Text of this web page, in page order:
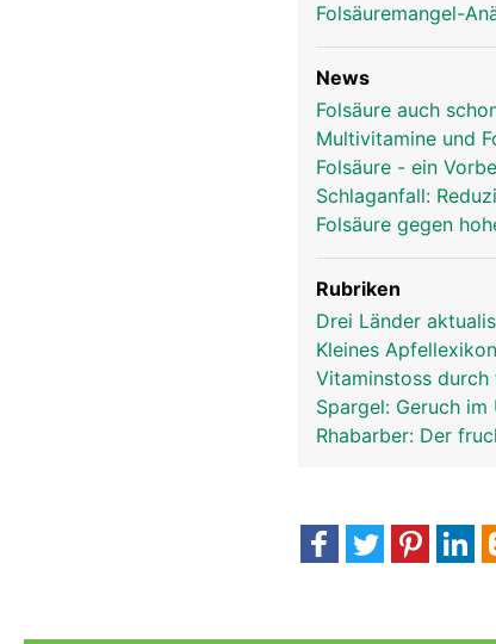
Folsäuremangel-
News
Folsäure auch
Multivitamine und
Folsäure - ein
Schlaganfall:
Folsäure gegen
Rubriken
Drei Länder
Kleines Apfellexikon
Vitaminstoss durch
Spargel: Geruch
Rhabarber: Der